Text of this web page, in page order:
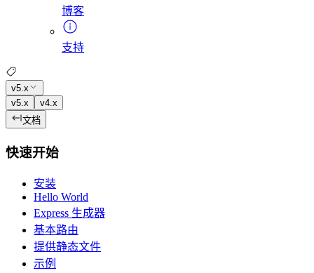
博客
支持
v5.x
v5.x
v4.x
文档
快速开始
安装
Hello World
Express 生成器
基本路由
提供静态文件
示例